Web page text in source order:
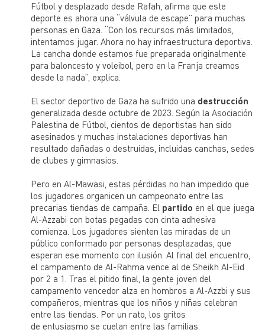
Fútbol y desplazado desde Rafah, afirma que este
deporte es ahora una “válvula de escape” para muchas
personas en Gaza. “Con los recursos más limitados,
intentamos jugar. Ahora no hay infraestructura deportiva.
La cancha donde estamos fue preparada originalmente
para baloncesto y voleibol, pero en la Franja creamos
desde la nada”, explica.
El sector deportivo de Gaza ha sufrido una destrucción
generalizada desde octubre de 2023. Según la Asociación
Palestina de Fútbol, cientos de deportistas han sido
asesinados y muchas instalaciones deportivas han
resultado dañadas o destruidas, incluidas canchas, sedes
de clubes y gimnasios.
Pero en Al-Mawasi, estas pérdidas no han impedido que
los jugadores organicen un campeonato entre las
precarias tiendas de campaña. El partido en el que juega
Al-Azzabi con botas pegadas con cinta adhesiva
comienza. Los jugadores sienten las miradas de un
público conformado por personas desplazadas, que
esperan ese momento con ilusión. Al final del encuentro,
el campamento de Al-Rahma vence al de Sheikh Al-Eid
por 2 a 1. Tras el pitido final, la gente joven del
campamento vencedor alza en hombros a Al-Azzbi y sus
compañeros, mientras que los niños y niñas celebran
entre las tiendas. Por un rato, los gritos
de entusiasmo se cuelan entre las familias.